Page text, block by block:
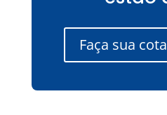
Faça sua